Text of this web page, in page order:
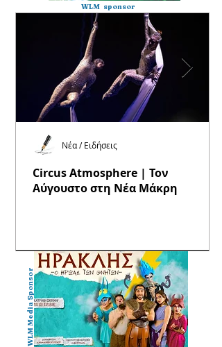
WLM sponsor
Circus Atmosphere | Τον
Αύγουστο στη Νέα Μάκρη
Νέα / Ειδήσεις
WLM Media Sponsor